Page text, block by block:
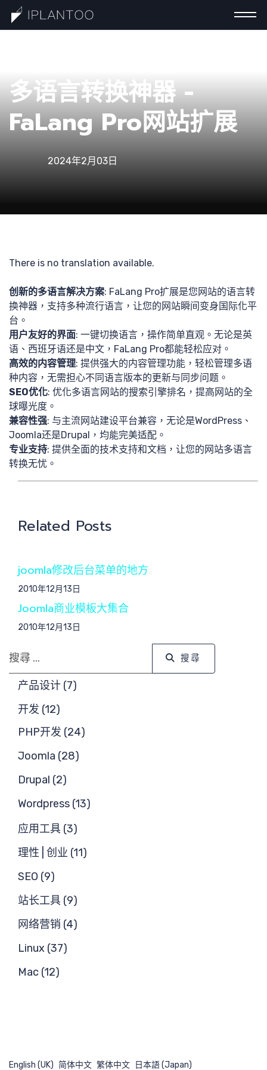
一分钟
认识巧
计
最新分
享
提交需
求
搜索
核心团
队
多语言转换神器 -
FaLang Pro网站扩展
2024年2月03日
There is no translation available.
创新的多语言解决方案: FaLang Pro扩展是您网站的语言转
换神器，支持多种流行语言，让您的网站瞬间变身国际化平
台。
用户友好的界面: 一键切换语言，操作简单直观。无论是英
语、西班牙语还是中文，FaLang Pro都能轻松应对。
高效的内容管理: 提供强大的内容管理功能，轻松管理多语
种内容，无需担心不同语言版本的更新与同步问题。
SEO优化: 优化多语言网站的搜索引擎排名，提高网站的全
球曝光度。
兼容性强: 与主流网站建设平台兼容，无论是WordPress、
Joomla还是Drupal，均能完美适配。
专业支持: 提供全面的技术支持和文档，让您的网站多语言
转换无忧。
Related Posts
joomla修改后台菜单的地方
2010年12月13日
Joomla商业模板大集合
2010年12月13日
搜尋
搜尋
产品设计 (7)
开发 (12)
PHP开发 (24)
Joomla (28)
Drupal (2)
Wordpress (13)
应用工具 (3)
理性 | 创业 (11)
SEO (9)
站长工具 (9)
网络营销 (4)
Linux (37)
Mac (12)
English (UK) 简体中文 繁体中文 日本語 (Japan)